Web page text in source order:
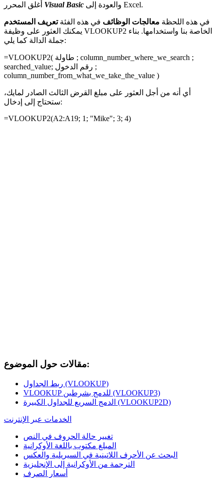
Visual Basic والعودة إلى Excel.
في هذه اللحظة معالجات الوظائف في هذه الفئةتعريف المستخدم
يمكنك العثور على وظيفة VLOOKUP2 الخاصة بنا واستخدامها. بناء
جملة الدالة كما يلي:
=VLOOKUP2( ; column_number_where_we_search ;
searched_value;
;
column_number_from_what_we_take_the_value )
أي أنه من أجل العثور على مبلغ القرض الثالث الصادر لمايك،
ستحتاج إلى إدخال:
=VLOOKUP2(A2:A19; 1 ; "Mike"; 3; 4)
مقالات حول الموضوع:
ربط الجداول (VLOOKUP)
VLOOKUP للدمج بشرطين (VLOOKUP3)
الدمج السريع للجداول الكبيرة (VLOOKUP2D)
الخدمات عبر الإنترنت
تغيير حالة الحروف في النص
المبلغ مكتوب باللغة الأوكرانية
البحث عن الأحرف اللاتينية في السيريلية والعكس
الترجمة من الأوكرانية إلى الإنجليزية
أسعار الصرف